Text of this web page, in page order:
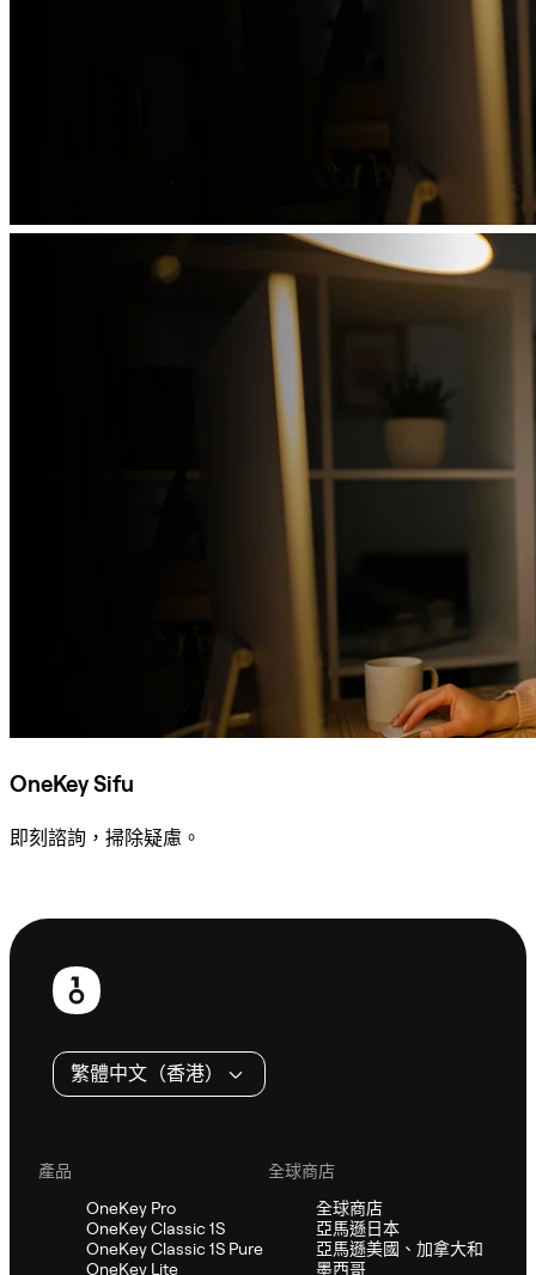
OneKey Sifu
即刻諮詢，掃除疑慮。
頁
繁體中文（香港）
產品
OneKey Pro
OneKey Classic 1S
OneKey Classic 1S Pure
OneKey Lite
全球商店
全球商店
亞馬遜日本
亞馬遜美國、加拿大和
墨西哥